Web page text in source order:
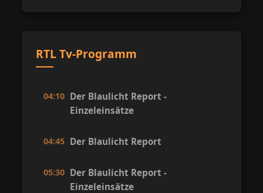
RTL Tv-Programm
04:10 Der Blaulicht Report -
Einzeleinsätze
04:45 Der Blaulicht Report
05:30 Der Blaulicht Report -
Einzeleinsätze